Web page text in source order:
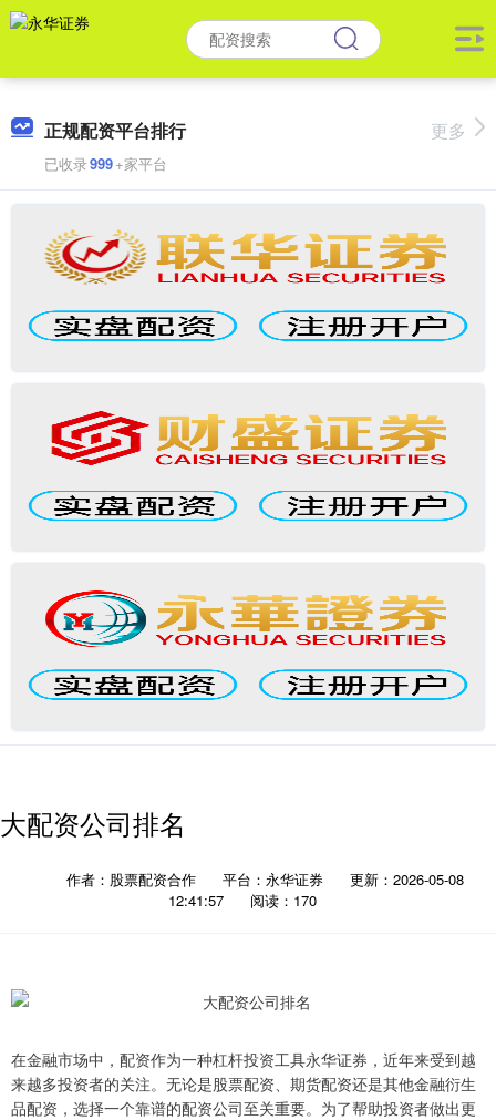
正规配资平台排行
已收录999+家平台
更多
大配资公司排名
作者：股票配资合作 平台：永华证券
更新：2026-05-08
12:41:57
阅读：170
在金融市场中，配资作为一种杠杆投资工具永华证券，近年来受到越
来越多投资者的关注。无论是股票配资、期货配资还是其他金融衍生
品配资，选择一个靠谱的配资公司至关重要。为了帮助投资者做出更